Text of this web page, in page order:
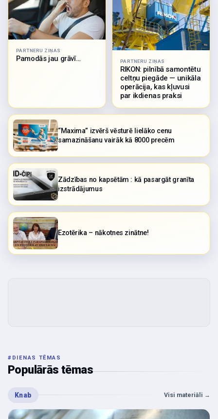
PARTNERU ZIŅAS
Pamodās jau grāvī… PARTNERU ZIŅAS
RIKON: pilnībā samontētu
celtņu piegāde — unikāla
operācija, kas kļuvusi
par ikdienas praksi
“Maxima” izvērš vēsturē lielāko cenu
samazināšanu vairāk kā 8000 precēm
Zādzības no kapsētām : kā pasargāt granīta
izstrādājumus
Ezotērika – nākotnes zinātne!
# DIENAS TĒMAS
Populārās tēmas
Knab Visi materiāli →